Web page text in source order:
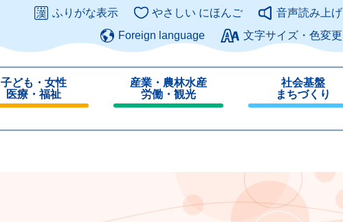
このページの本文へ
ふりがな表示 やさしい にほんご
音声読み上げ
Foreign language
文字サイズ・色変更
子ども・女性
医療・福祉
産業・農林水産
労働・観光
じ
社会基盤
まちづくり
じ